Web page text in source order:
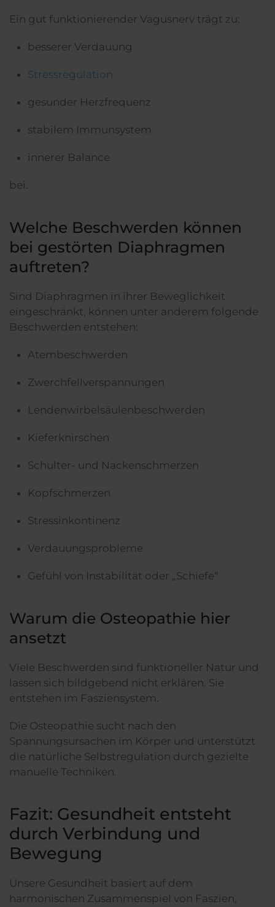
Ein gut funktionierender Vagusnerv trägt zu:
besserer Verdauung
Stressregulation
gesunder Herzfrequenz
stabilem Immunsystem
innerer Balance
bei.
Welche Beschwerden können
bei gestörten Diaphragmen
auftreten?
Sind Diaphragmen in ihrer Beweglichkeit
eingeschränkt, können unter anderem folgende
Beschwerden entstehen:
Atembeschwerden
Zwerchfellverspannungen
Lendenwirbelsäulenbeschwerden
Kieferknirschen
Schulter- und Nackenschmerzen
Kopfschmerzen
Stressinkontinenz
Verdauungsprobleme
Gefühl von Instabilität oder „Schiefe“
Warum die Osteopathie hier
ansetzt
Viele Beschwerden sind funktioneller Natur und
lassen sich bildgebend nicht erklären. Sie
entstehen im Fasziensystem.
Die Osteopathie sucht nach den
Spannungsursachen im Körper und unterstützt
die natürliche Selbstregulation durch gezielte
manuelle Techniken.
Fazit: Gesundheit entsteht
durch Verbindung und
Bewegung
Unsere Gesundheit basiert auf dem
harmonischen Zusammenspiel von Faszien,